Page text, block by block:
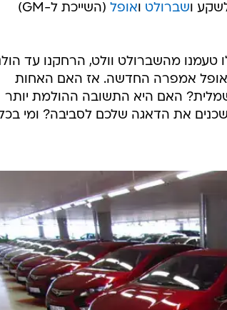
ושברולט ואופל
(השייכת ל-GM)
טעמנו מהשברולט וולט, הרחקנו עד
באופל אמפרה החדשה. אז האם האחות
האם היא התשובה ההולמת יותר
את הדאגה שלכם לסביבה? ומי